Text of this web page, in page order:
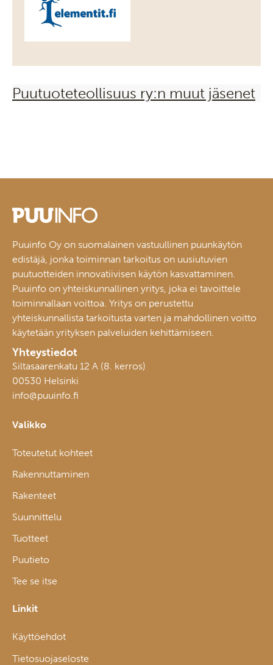
Puutuoteteollisuus ry:n muut jäsenet
Puuinfo Oy on suomalainen vastuullinen puunkäytön
edistäjä, jonka toiminnan tarkoitus on uusiutuvien
puutuotteiden innovatiivisen käytön kasvattaminen.
Puuinfo on yhteiskunnallinen yritys, joka ei tavoittele
toiminnallaan voittoa. Yritys on perustettu
yhteiskunnallista tarkoitusta varten ja mahdollinen voitto
käytetään yrityksen palveluiden kehittämiseen.
Yhteystiedot
Siltasaarenkatu 12 A (8. kerros)
00530 Helsinki
info@puuinfo.fi
Valikko
Toteutetut kohteet
Rakennuttaminen
Rakenteet
Suunnittelu
Tuotteet
Puutieto
Tee se itse
Linkit
Käyttöehdot
Tietosuojaseloste